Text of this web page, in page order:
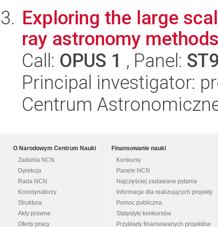
Exploring the large
ray astronomy
Call: OPUS 1 , Panel:
Principal investigator:
Centrum
O Narodowym Centrum Nauki
Zadania NCN
Dyrekcja
Rada NCN
Koordynatorzy
Struktura
Akty prawne
Oferty pracy
Finansowanie nauki
Konkursy
Panele NCN
Najczęściej zadawane pytania
Informacje dla realizujących projekty
Pomoc publiczna
Statystyki konkursów
Przykłady finansowanych projektów